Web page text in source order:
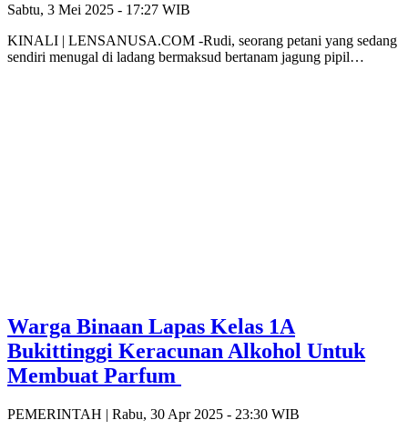
Sabtu, 3 Mei 2025 - 17:27 WIB
KINALI | LENSANUSA.COM -Rudi, seorang petani yang sedang
sendiri menugal di ladang bermaksud bertanam jagung pipil…
Warga Binaan Lapas Kelas 1A
Bukittinggi Keracunan Alkohol Untuk
Membuat Parfum
PEMERINTAH | Rabu, 30 Apr 2025 - 23:30 WIB